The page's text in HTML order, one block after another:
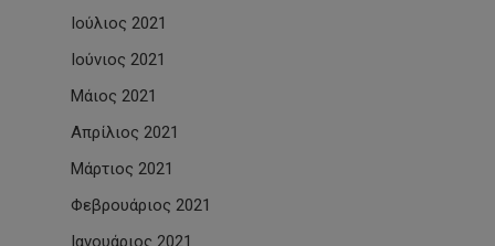
Ιούλιος 2021
Ιούνιος 2021
Μάιος 2021
Απρίλιος 2021
Μάρτιος 2021
Φεβρουάριος 2021
Ιανουάριος 2021